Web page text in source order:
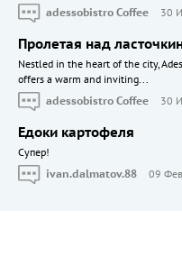
adessobistro Coffee
30
Пролетая над
Nestled in the heart of the city,
offers a warm and inviting...
adessobistro Coffee
30
Едоки картофеля
Cупер!
ivan.dalmatov.88
09